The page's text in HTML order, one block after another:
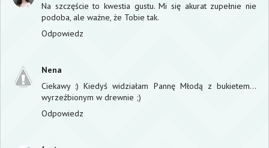
Na szczęście to kwestia gustu. Mi się akurat zupełnie nie
podoba, ale ważne, że Tobie tak.
Odpowiedz
Nena
Ciekawy :) Kiedyś widziałam Pannę Młodą z bukietem...
wyrzeźbionym w drewnie ;)
Odpowiedz